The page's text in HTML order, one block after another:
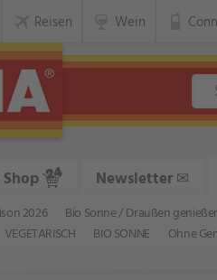
Reisen Wein
Newsletter✉
2026 Bio Sonne / Draußen
VEGETARISCH BIO SONNE Ohne